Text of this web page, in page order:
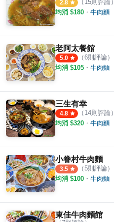
2.8 （ 15則評論）
均消 $180 ・ 牛肉麵
老阿太餐館
5.0 （6則評論）
均消 $105 ・ 牛肉麵
三生有幸
4.8 （ 14則評論）
均消 $320 ・ 牛肉麵
小眷村牛肉麵
3.5 （5則評論）
均消 $100 ・ 牛肉麵
東佳牛肉麵館